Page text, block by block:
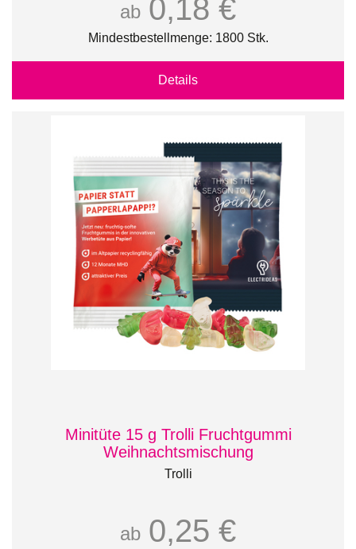
ab 0,18 €
Mindestbestellmenge: 1800 Stk.
Details
Minitüte 15 g Trolli Fruchtgummi
Weihnachtsmischung
Trolli
ab 0,25 €